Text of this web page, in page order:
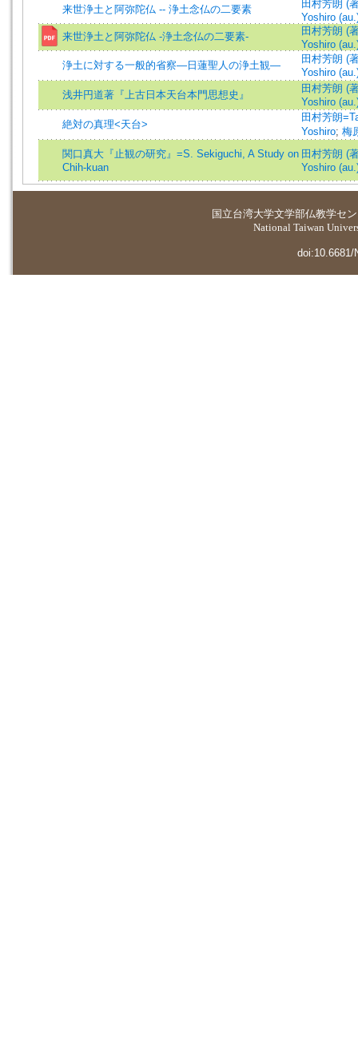
来世浄土と阿弥陀仏 -- 浄土念仏の二要素
田村芳朗 (
Yoshiro
来世浄土と阿弥陀仏 -浄土念仏の二要素-
田村芳朗 (
Yoshiro
浄土に対する一般的省察―日蓮聖人の浄土観―
田村芳朗 (
Yoshiro
浅井円道著『上古日本天台本門思想史』
田村芳朗 (
Yoshiro
絶対の真理<天台>
田村芳朗
Yoshiro; 梅
関口真大『止観の研究』=S. Sekiguchi, A Study on
Chih-kuan
田村芳朗 (
Yoshiro
国立台湾大学文学部仏教学セ
National Taiwan
doi:10.6681/